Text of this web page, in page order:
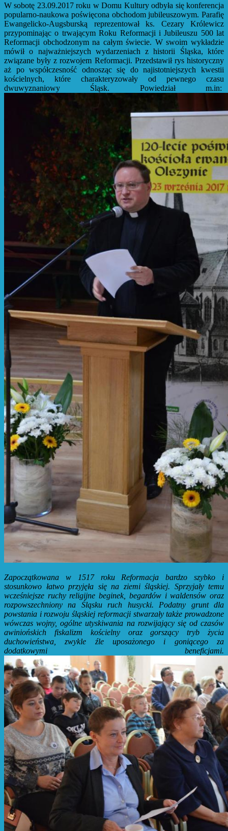
W sobotę 23.09.2017 roku w Domu Kultury odbyła się konferencja
popularno-naukowa poświęcona obchodom jubileuszowym. Parafię
Ewangelicko-Augsburską reprezentował ks. Cezary Królewicz
przypominając o trwającym Roku Reformacji i Jubileuszu 500 lat
Reformacji obchodzonym na całym świecie. W swoim wykładzie
mówił o najważniejszych wydarzeniach z historii Śląska, które
związane były z rozwojem Reformacji. Przedstawił rys historyczny
aż po współczesność odnosząc się do najistotniejszych kwestii
kościelnych, które charakteryzowały od pewnego czasu
dwuwyznaniowy Śląsk. Powiedział m.in:
Zapoczątkowana w 1517 roku Reformacja bardzo szybko i
stosunkowo łatwo przyjęła się na ziemi śląskiej. Sprzyjały temu
wcześniejsze ruchy religijne beginek, begardów i waldensów oraz
rozpowszechniony na Śląsku ruch husycki. Podatny grunt dla
powstania i rozwoju śląskiej reformacji stwarzały także prowadzone
wówczas wojny, ogólne utyskiwania na rozwijający się od czasów
awiniońskich fiskalizm kościelny oraz gorszący tryb życia
duchowieństwa, zwykle źle uposażonego i goniącego za
dodatkowymi beneficjami.